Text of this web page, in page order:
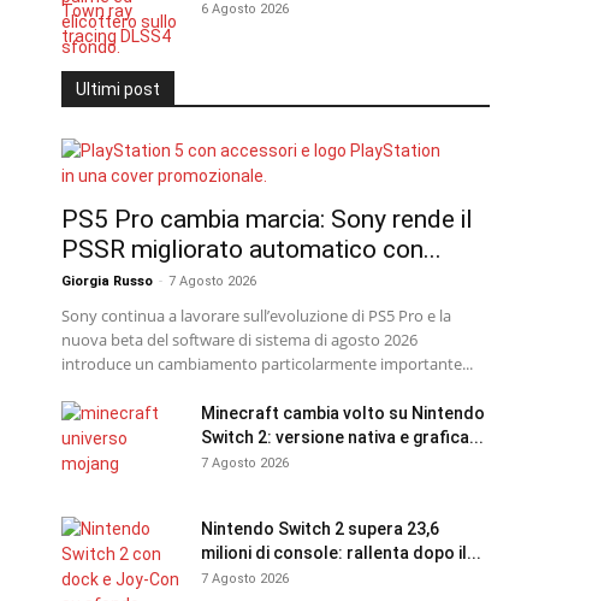
6 Agosto 2026
Ultimi post
PS5 Pro cambia marcia: Sony rende il
PSSR migliorato automatico con...
Giorgia Russo - 7 Agosto 2026
Sony continua a lavorare sull’evoluzione di PS5 Pro e la
nuova beta del software di sistema di agosto 2026
introduce un cambiamento particolarmente importante...
Minecraft cambia volto su Nintendo
Switch 2: versione nativa e grafica...
7 Agosto 2026
Nintendo Switch 2 supera 23,6
milioni di console: rallenta dopo il...
7 Agosto 2026